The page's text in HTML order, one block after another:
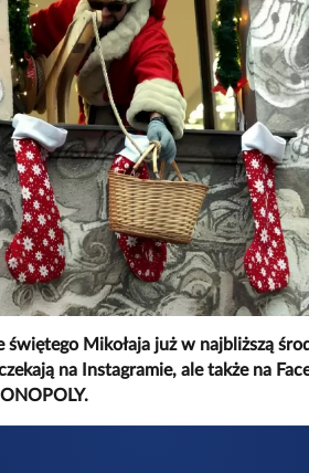
Mikołaja już w najbliższą
na Instagramie, ale także na